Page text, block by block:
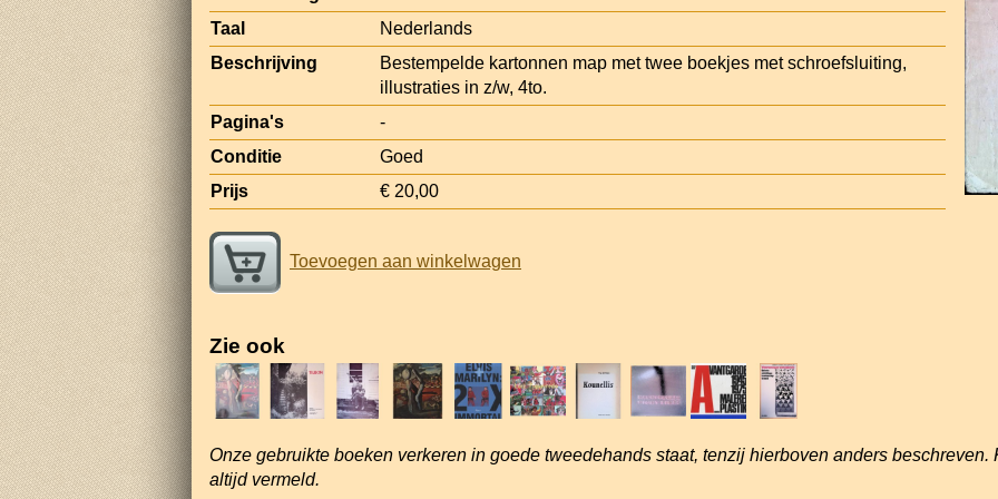
Taal
Nederlands
Beschrijving
Bestempelde kartonnen map met twee boekjes met schroefsluiting,
illustraties in z/w, 4to.
Pagina's
-
Conditie
Goed
Prijs
€ 20,00
Toevoegen aan winkelwagen
Zie ook
Onze gebruikte boeken verkeren in goede tweedehands staat, tenzij hierboven anders
altijd vermeld.